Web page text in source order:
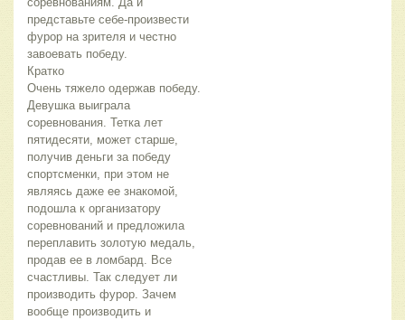
представьте себе-произвести
фурор на зрителя и честно
завоевать победу.
Кратко
Очень тяжело одержав победу.
Девушка выиграла
соревнования. Тетка лет
пятидесяти, может старше,
получив деньги за победу
спортсменки, при этом не
являясь даже ее знакомой,
подошла к организатору
соревнований и предложила
переплавить золотую медаль,
продав ее в ломбард. Все
счастливы. Так следует ли
производить фурор. Зачем
вообще производить и